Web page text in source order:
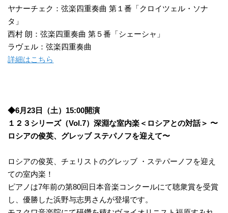
ヤナーチェク：弦楽四重奏曲 第１番「クロイツェル・ソナ
タ」
西村 朗：弦楽四重奏曲 第５番「シェーシャ」
ラヴェル：弦楽四重奏曲
詳細はこちら
◆6月23日（土）15:00開演
１２３シリーズ（Vol.7）深淵な室内楽＜ロシアとの対話＞ 〜
ロシアの俊英、グレッブ ステパノフを迎えて〜
ロシアの俊英、チェリストのグレッブ ・ステパーノフを迎え
ての室内楽！
ピアノは7年前の第80回日本音楽コンクールにて聴衆賞を受賞
し、優勝した浜野与志男さんが登場です。